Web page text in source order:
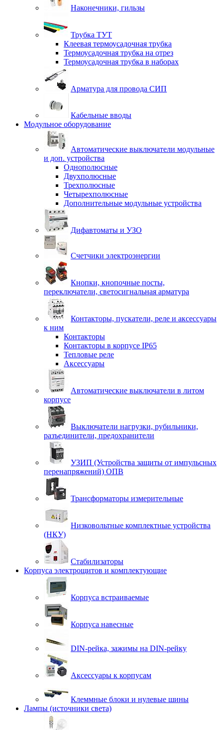
Наконечники, гильзы
Трубка ТУТ
Клеевая термоусадочная трубка
Термоусадочная трубка на отрез
Термоусадочная трубка в наборах
Арматура для провода СИП
Кабельные вводы
Модульное оборудование
Автоматические выключатели модульные
и доп. устройства
Однополюсные
Двухполюсные
Трехполюсные
Четырехполюсные
Дополнительные модульные устройства
Дифавтоматы и УЗО
Счетчики электроэнергии
Кнопки, кнопочные посты,
переключатели, светосигнальная арматура
Контакторы, пускатели, реле и аксессуары
к ним
Контакторы
Контакторы в корпусе IP65
Тепловые реле
Аксессуары
Автоматические выключатели в литом
корпусе
Выключатели нагрузки, рубильники,
разъединители, предохранители
УЗИП (Устройства защиты от импульсных
перенапряжений) ОПВ
Трансформаторы измерительные
Низковольтные комплектные устройства
(НКУ)
Стабилизаторы
Корпуса электрощитов и комплектующие
Корпуса встраиваемые
Корпуса навесные
DIN-рейка, зажимы на DIN-рейку
Аксессуары к корпусам
Клеммные блоки и нулевые шины
Лампы (источники света)